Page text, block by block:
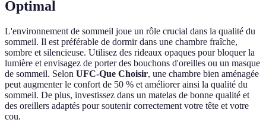
Optimal
L'environnement de sommeil joue un rôle crucial dans la qualité du
sommeil. Il est préférable de dormir dans une chambre fraîche,
sombre et silencieuse. Utilisez des rideaux opaques pour bloquer la
lumière et envisagez de porter des bouchons d'oreilles ou un masque
de sommeil. Selon UFC-Que Choisir, une chambre bien aménagée
peut augmenter le confort de 50 % et améliorer ainsi la qualité du
sommeil. De plus, investissez dans un matelas de bonne qualité et
des oreillers adaptés pour soutenir correctement votre tête et votre
cou.